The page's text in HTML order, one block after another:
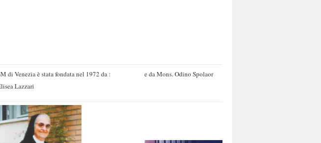
di Venezia è stata fondata nel 1972 da :
Lazzari
e da Mons. Odino Spolaor